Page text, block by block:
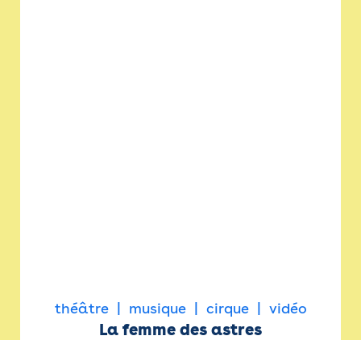
théâtre musique cirque vidéo
La femme des astres